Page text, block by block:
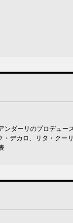
ンダーリのプロデュー
・デカロ、リタ・クー